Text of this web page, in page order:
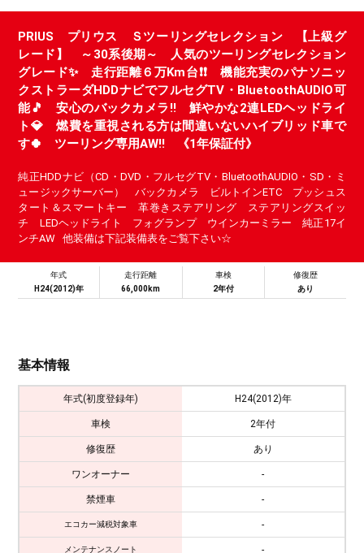
PRIUS プリウス Ｓツーリングセレクション 【上級グ
レード】 ～30系後期～ 人気のツーリングセレクション
グレード✨ 走行距離６万Km台❗❗ 機能充実のパナソニッ
クストラーダHDDナビでフルセグTV・BluetoothAUDIO可
能🎵 安心のバックカメラ!! 鮮やかな2連LEDヘッドライ
ト💎 燃費を重視される方は間違いないハイブリッド車で
す🍀 ツーリング専用AW!! 《1年保証付》
純正HDDナビ（CD・DVD・フルセグTV・BluetoothAUDIO・SD・ミ
ュージックサーバー） バックカメラ ビルトインETC プッシュス
タート＆スマートキー 革巻きステアリング ステアリングスイッ
チ LEDヘッドライト フォグランプ ウインカーミラー 純正17イ
ンチAW 他装備は下記装備表をご覧下さい☆
年式
H24(2012)年
走行距離
66,000km
車検
2年付
修復歴
あり
基本情報
年式(初度登録年) H24(2012)年
車検 2年付
修復歴 あり
ワンオーナー -
禁煙車 -
エコカー減税対象車 -
メンテナンスノート -